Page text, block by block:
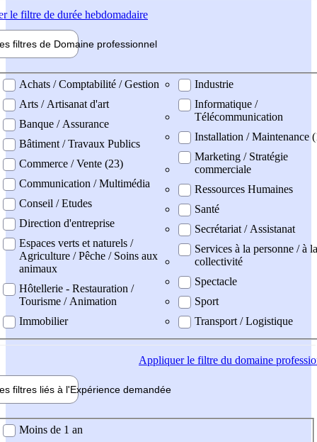
le filtre de durée hebdomadaire
filtres de Domaine professionnel
professionel
Achats / Comptabilité / Gestion
Arts / Artisanat d'art
Banque / Assurance
Bâtiment / Travaux Publics
Commerce / Vente (23)
Communication / Multimédia
Conseil / Etudes
Direction d'entreprise
Espaces verts et naturels /
Agriculture / Pêche / Soins aux
animaux
Hôtellerie - Restauration /
Tourisme / Animation
Immobilier
Industrie
Informatique /
Télécommunication
Installation / Maintenance
Marketing / Stratégie
commerciale
Ressources Humaines
Santé
Secrétariat / Assistanat
Services à la personne / à la
collectivité
Spectacle
Sport
Transport / Logistique
Appliquerle filtre du domaine
filtres liés à l'Expérience demandée
demandée
Moins de 1 an